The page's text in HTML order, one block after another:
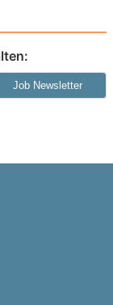
Job Newsletter